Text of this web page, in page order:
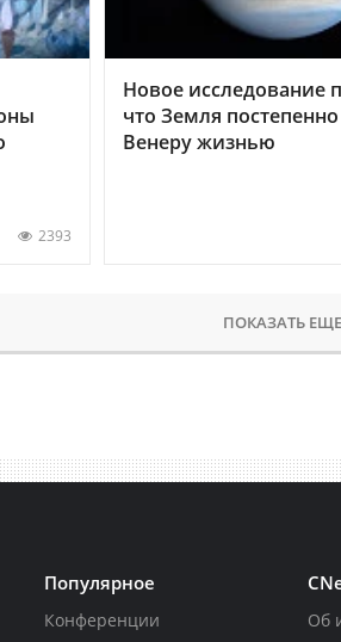
2393
Новое исследование
что Земля постепенно
Венеру жизнью
ПОКАЗАТЬ ЕЩЕ
Популярное
Конференции
Об